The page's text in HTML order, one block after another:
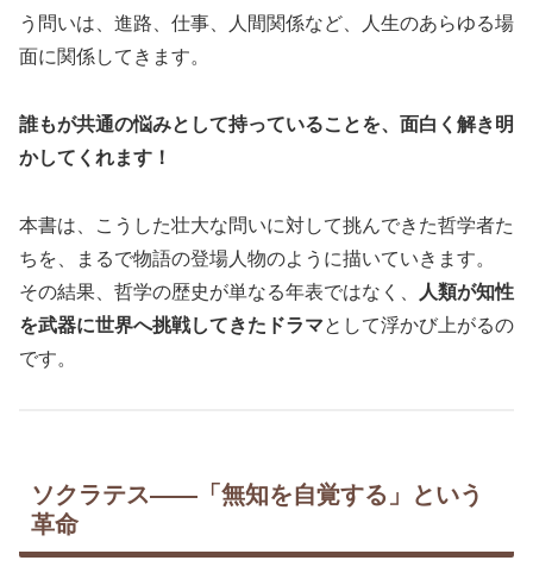
う問いは、進路、仕事、人間関係など、人生のあらゆる場
面に関係してきます。
誰もが共通の悩みとして持っていることを、面白く解き明
かしてくれます！
本書は、こうした壮大な問いに対して挑んできた哲学者た
ちを、まるで物語の登場人物のように描いていきます。
その結果、哲学の歴史が単なる年表ではなく、
人類が知性
を武器に世界へ挑戦してきたドラマとして浮かび上がるの
です。
ソクラテス――「無知を自覚する」という
革命